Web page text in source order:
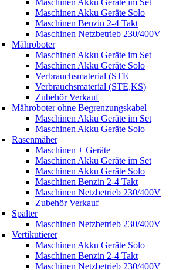
Maschinen Akku Geräte im Set
Maschinen Akku Geräte Solo
Maschinen Benzin 2-4 Takt
Maschinen Netzbetrieb 230/400V
Mähroboter
Maschinen Akku Geräte im Set
Maschinen Akku Geräte Solo
Verbrauchsmaterial (STE
Verbrauchsmaterial (STE,KS)
Zubehör Verkauf
Mähroboter ohne Begrenzungskabel
Maschinen Akku Geräte im Set
Maschinen Akku Geräte Solo
Rasenmäher
Maschinen + Geräte
Maschinen Akku Geräte im Set
Maschinen Akku Geräte Solo
Maschinen Benzin 2-4 Takt
Maschinen Netzbetrieb 230/400V
Zubehör Verkauf
Spalter
Maschinen Netzbetrieb 230/400V
Vertikutierer
Maschinen Akku Geräte Solo
Maschinen Benzin 2-4 Takt
Maschinen Netzbetrieb 230/400V